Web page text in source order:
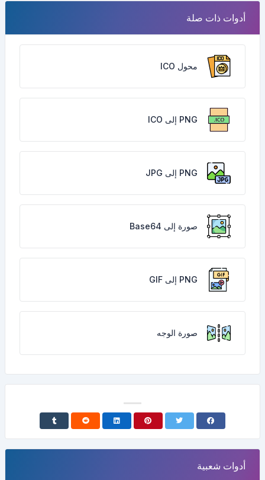
أدوات ذات صلة
محول ICO
PNG إلى ICO
PNG إلى JPG
صورة إلى Base64
PNG إلى GIF
صورة الوجه
أدوات شعبية